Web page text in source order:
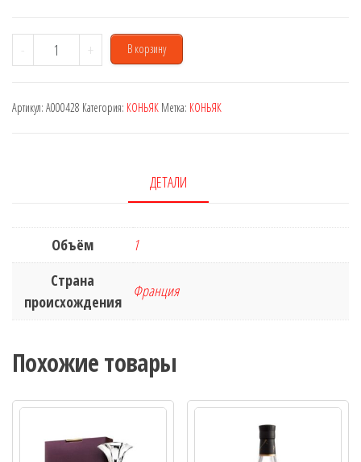
-
Количество
товара
V.S.O.P.
+ В корзину
Артикул: A000428 Категория: КОНЬЯК Метка: КОНЬЯК
ДЕТАЛИ
Объём
1
Страна
происхождения
Франция
Похожие товары